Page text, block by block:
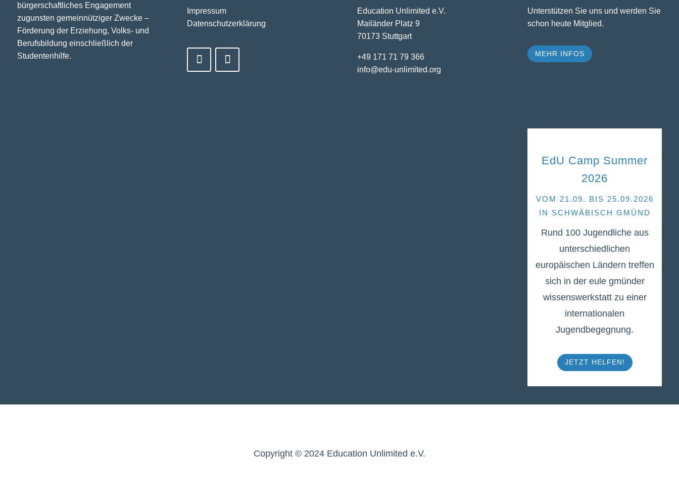
bürgerschaftliches Engagement
zugunsten gemeinnütziger Zwecke –
Förderung der Erziehung, Volks- und
Berufsbildung einschließlich der
Studentenhilfe.
Impressum
Datenschutzerklärung
Education Unlimited e.V.
Mailänder Platz 9
70173 Stuttgart
+49 171 71 79 366
info@edu-unlimited.org
Unterstützen Sie uns und werden Sie
schon heute Mitglied.
MEHR INFOS
EdU Camp Summer
2026
VOM 21.09. BIS 25.09.2026
IN SCHWÄBISCH GMÜND
Rund 100 Jugendliche aus
unterschiedlichen
europäischen Ländern treffen
sich in der eule gmünder
wissenswerkstatt zu einer
internationalen
Jugendbegegnung.
JETZT HELFEN!
Copyright © 2024 Education Unlimited e.V.